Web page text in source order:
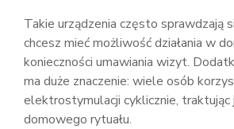
Takie urządzenia często sprawdzają
chcesz mieć możliwość działania w
konieczności umawiania wizyt.
ma duże znaczenie: wiele osób
elektrostymulacji cyklicznie, traktując
domowego rytuału.